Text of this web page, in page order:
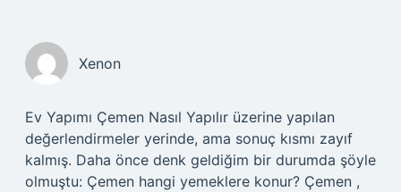
Xenon
Ev Yapımı Çemen Nasıl Yapılır üzerine yapılan
değerlendirmeler yerinde, ama sonuç kısmı zayıf
kalmış. Daha önce denk geldiğim bir durumda şöyle
olmuştu: Çemen hangi yemeklere konur? Çemen ,